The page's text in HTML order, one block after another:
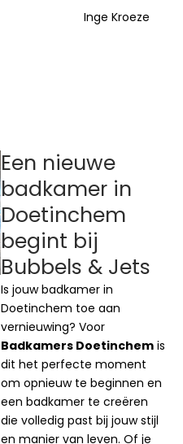
Inge Kroeze
Een nieuwe
badkamer in
Doetinchem
begint bij
Bubbels & Jets
Is jouw badkamer in
Doetinchem toe aan
vernieuwing? Voor
Badkamers Doetinchem is
dit het perfecte moment
om opnieuw te beginnen en
een badkamer te creëren
die volledig past bij jouw stijl
en manier van leven. Of je